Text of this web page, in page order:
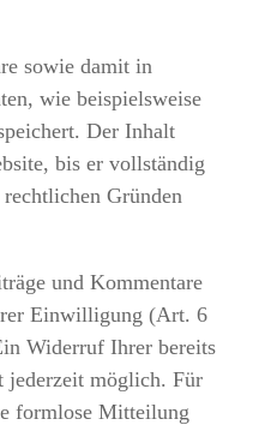
sowie damit in
wie beispielsweise
Der Inhalt
bis er vollständig
Gründen
und Kommentare
Einwilligung (Art. 6
Widerruf Ihrer bereits
möglich. Für
formlose Mitteilung